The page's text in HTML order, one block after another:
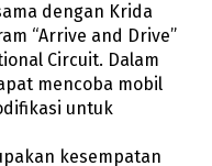
dengan Krida
“Arrive and Drive”
Circuit. Dalam
mencoba mobil
untuk
kesempatan